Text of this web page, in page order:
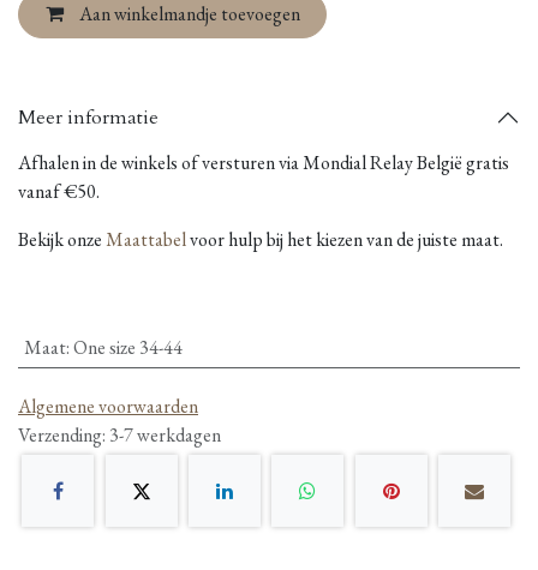
Aan winkelmandje toevoegen
Meer informatie
Afhalen in de winkels of versturen via Mondial Relay België gratis
vanaf €50.
Bekijk onzeMaattabelvoor hulp bij het kiezen van de juiste maat.
Maat:One size 34-44
Algemene voorwaarden
Verzending: 3-7 werkdagen